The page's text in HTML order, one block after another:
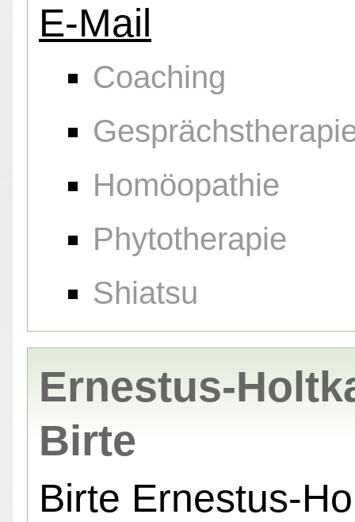
E-Mail
Coaching
Homöopathie
Phytotherapie
Shiatsu
Ernestus-
Birte
Birte Ernestus-